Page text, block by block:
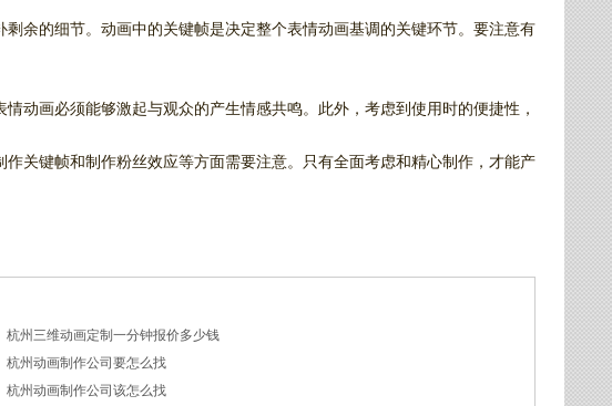
余的细节。动画中的关键帧是决定整个表情动画基调的关键环节。要注意有
动画必须能够激起与观众的产生情感共鸣。此外，考虑到使用时的便捷性，
关键帧和制作粉丝效应等方面需要注意。只有全面考虑和精心制作，才能产
杭州三维动画定制一分钟报价多少钱
2026/03/20
杭州动画制作公司要怎么找
2026/03/13
杭州动画制作公司该怎么找